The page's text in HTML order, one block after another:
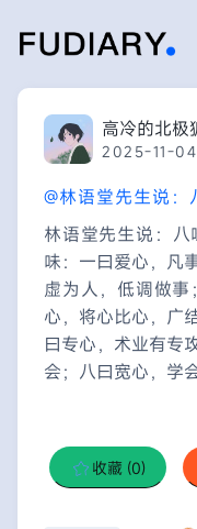
高冷的北极
2025-11-04
@林语堂先生说
林语堂先生说：
味：一曰爱心，凡
虚为人，低调做
心，将心比心，广
曰专心，术业有专
会；八曰宽心，学
收藏 (0)